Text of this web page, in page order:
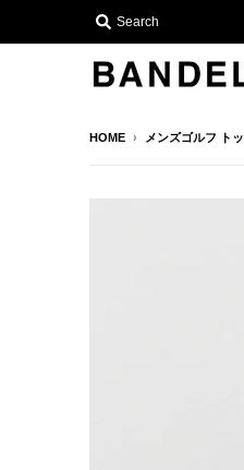
Search
HOME › メンズゴルフ ト